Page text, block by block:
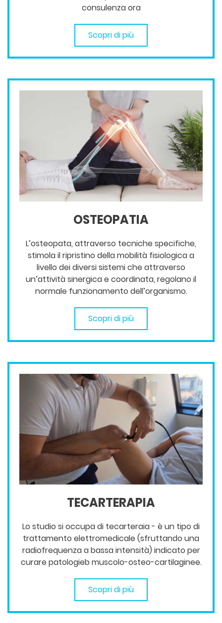
consulenza ora
Scopri di più
OSTEOPATIA
L’osteopata, attraverso tecniche specifiche,
stimola il ripristino della mobilità fisiologica a
livello dei diversi sistemi che attraverso
un’attività sinergica e coordinata, regolano il
normale funzionamento dell’organismo.
Scopri di più
TECARTERAPIA
Lo studio si occupa di tecarteraia - è un tipo di
trattamento elettromedicale (sfruttando una
radiofrequenza a bassa intensità) indicato per
curare patologieb muscolo-osteo-cartilaginee.
Scopri di più